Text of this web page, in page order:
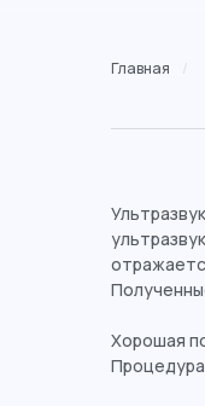
Главная /
Хорошая